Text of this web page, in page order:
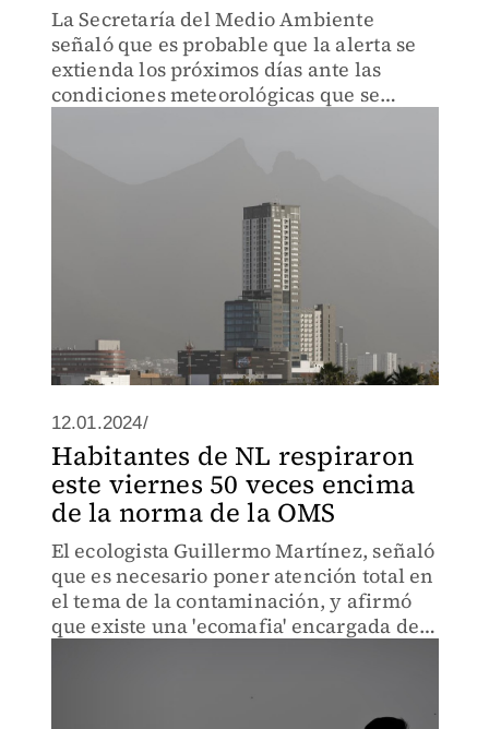
La Secretaría del Medio Ambiente
señaló que es probable que la alerta se
extienda los próximos días ante las
condiciones meteorológicas que se
12.01.2024/
Habitantes de NL respiraron
este viernes 50 veces encima
de la norma de la OMS
El ecologista Guillermo Martínez, señaló
que es necesario poner atención total en
el tema de la contaminación, y afirmó
que existe una 'ecomafia' encargada de